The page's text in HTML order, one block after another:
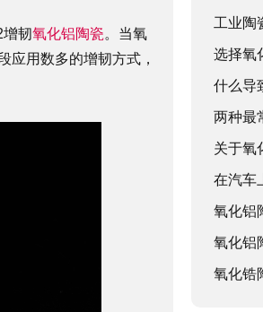
增韧氧化铝陶瓷。当氧
应用数多的增韧方式，
工业陶
选择氧
什么导
两种最
关于氧
在汽车
氧化铝
氧化铝
氧化锆